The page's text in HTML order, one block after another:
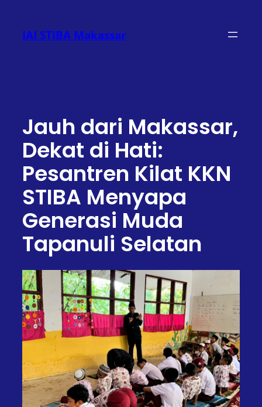
konten
IAI STIBA Makassar
Jauh dari Makassar,
Dekat di Hati:
Pesantren Kilat KKN
STIBA Menyapa
Generasi Muda
Tapanuli Selatan